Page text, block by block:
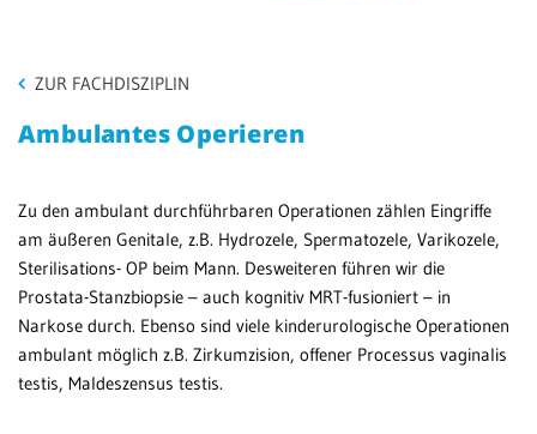
Barrierefreiheit
STANDORTE
Eberbach
Schwetzingen
ZUR FACHDISZIPLIN
Ambulantes Operieren
Zu den ambulant durchführbaren Operationen zählen Eingriffe
am äußeren Genitale, z.B. Hydrozele, Spermatozele, Varikozele,
Sterilisations- OP beim Mann. Desweiteren führen wir die
Prostata-Stanzbiopsie – auch kognitiv MRT-fusioniert – in
Narkose durch. Ebenso sind viele kinderurologische Operationen
ambulant möglich z.B. Zirkumzision, offener Processus vaginalis
testis, Maldeszensus testis.